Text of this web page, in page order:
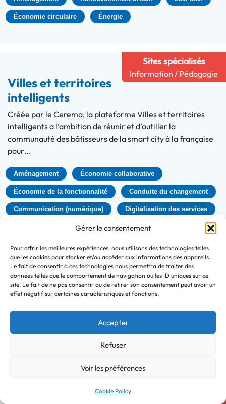
Gérer le consentement
Pour offrir les meilleures expériences, nous utilisons des technologies telles
que les cookies pour stocker et/ou accéder aux informations des appareils.
Le fait de consentir à ces technologies nous permettra de traiter des
données telles que le comportement de navigation ou les ID uniques sur ce
site. Le fait de ne pas consentir ou de retirer son consentement peut avoir un
effet négatif sur certaines caractéristiques et fonctions.
Accepter
Refuser
Voir les préférences
Cookie Policy
Économie circulaire Énergie
Sites spécialisés
Information / Pédagogie
Villes et territoires
intelligents
Créée par le Cerema, la plateforme Villes et territoires
intelligents a l’ambition de réunir et d’outiller la
communauté des bâtisseurs de la smart city à la française
pour…
Aménagement Économie collaborative
Économie de la fonctionnalité Conduite du changement
Communication (numérique) Digitalisation des services
Sites spécialisés
Réseau
La fabrique de la logistique
Initiée par l’ADEME, la Fabrique de la Logistique s’est
FabLog, elle a pour vocation d’être une communauté
ouverte et…